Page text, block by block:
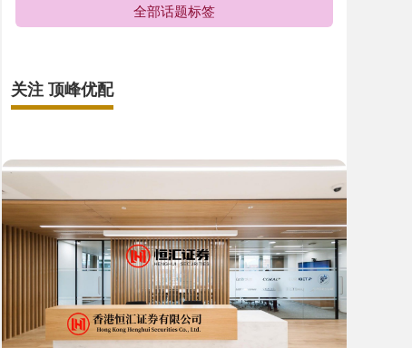
全部话题标签
关注 顶峰优配